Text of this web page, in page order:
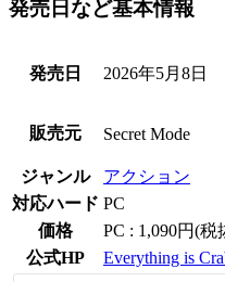
発売日など基本情報
発売日 2026年5月8日
販売元 Secret Mode
ジャンル
アクション
対応ハード PC
価格
PC : 1,090円(税
公式HP
Everything is